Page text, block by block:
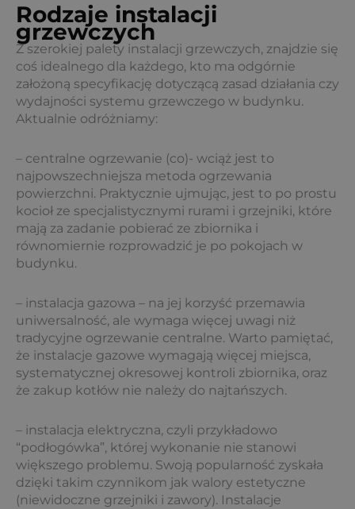
Rodzaje instalacji
grzewczych
Z szerokiej palety instalacji grzewczych, znajdzie się
coś idealnego dla każdego, kto ma odgórnie
założoną specyfikację dotyczącą zasad działania czy
wydajności systemu grzewczego w budynku.
Aktualnie odróżniamy:
– centralne ogrzewanie (co)- wciąż jest to
najpowszechniejsza metoda ogrzewania
powierzchni. Praktycznie ujmując, jest to po prostu
kocioł ze specjalistycznymi rurami i grzejniki, które
mają za zadanie pobierać ze zbiornika i
równomiernie rozprowadzić je po pokojach w
budynku.
– instalacja gazowa – na jej korzyść przemawia
uniwersalność, ale wymaga więcej uwagi niż
tradycyjne ogrzewanie centralne. Warto pamiętać,
że instalacje gazowe wymagają więcej miejsca,
systematycznej okresowej kontroli zbiornika, oraz
że zakup kotłów nie należy do najtańszych.
– instalacja elektryczna, czyli przykładowo
“podłogówka”, której wykonanie nie stanowi
większego problemu. Swoją popularność zyskała
dzięki takim czynnikom jak walory estetyczne
(niewidoczne grzejniki i zawory). Instalacje